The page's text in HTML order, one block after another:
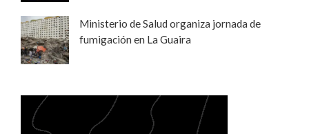
Ministerio de Salud organiza jornada de
fumigación en La Guaira